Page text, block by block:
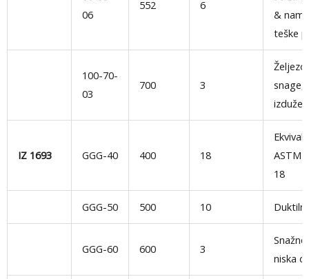
06
552 6
&
teške
100-70-
03
700 3
Željezo
snage,
IZ 1693 GGG-40 400 18
ASTM
18
GGG-50 500 10
GGG-60 600 3
niska